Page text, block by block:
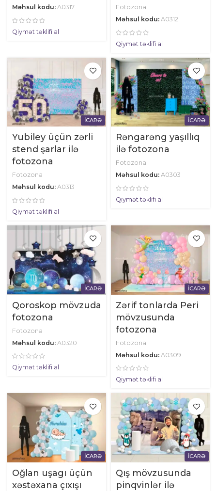
Məhsul kodu: A0317
Qiymət təklifi al
Fotozona
Məhsul kodu: A0312
Qiymət təklifi al
İCARƏ
Yubiley üçün zərli
stend şarlar ilə
fotozona
Fotozona
Məhsul kodu: A0313
Qiymət təklifi al
İCARƏ
Rəngarəng yaşıllıq
ilə fotozona
Fotozona
Məhsul kodu: A0303
Qiymət təklifi al
İCARƏ
Qoroskop mövzuda
fotozona
Fotozona
Məhsul kodu: A0320
Qiymət təklifi al
İCARƏ
Zərif tonlarda Peri
mövzusunda
fotozona
Fotozona
Məhsul kodu: A0309
Qiymət təklifi al
İCARƏ
Oğlan uşagı üçün
xəstəxana çıxışı
İCARƏ
Qış mövzusunda
pinqvinlər ilə